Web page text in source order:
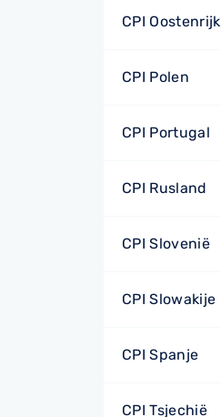
CPI Oostenrijk
CPI Polen
CPI Portugal
CPI Rusland
CPI Slovenië
CPI Slowakije
CPI Spanje
CPI Tsjechië